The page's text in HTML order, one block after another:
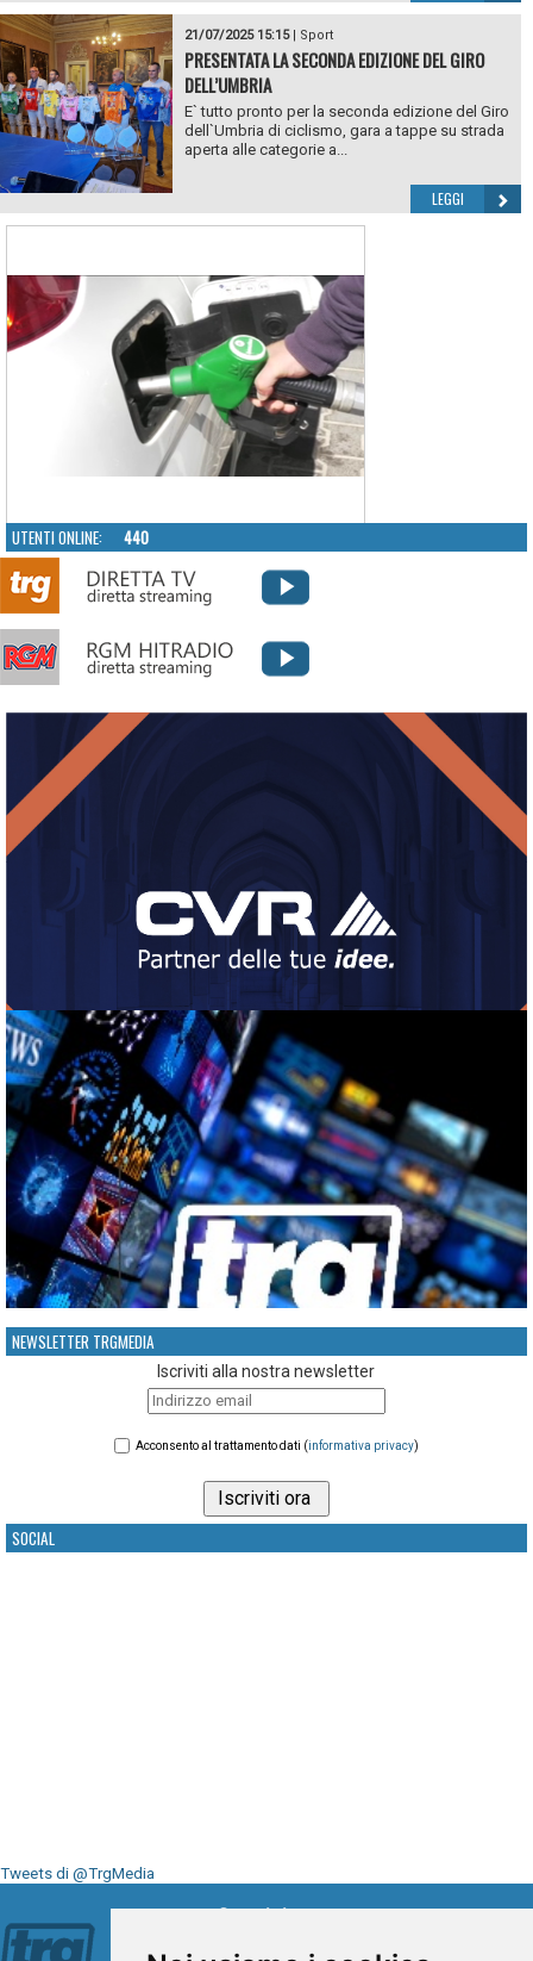
21/07/2025 15:15| Sport
PRESENTATA LA SECONDA EDIZIONE DEL GIRO
DELL’UMBRIA
E` tutto pronto per la seconda edizione del Giro
dell`Umbria di ciclismo, gara a tappe su strada
aperta alle categorie a...
LEGGI
UTENTI ONLINE: 440
NEWSLETTER TRGMEDIA
Iscriviti alla nostra newsletter
Acconsento al trattamento dati (informativa privacy)
SOCIAL
Tweets di @TrgMedia
Seguici su